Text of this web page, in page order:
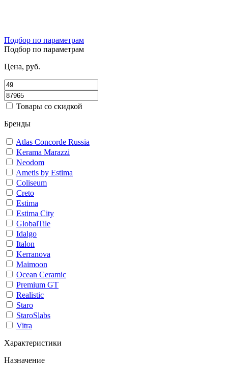
Подбор по параметрам
Подбор по параметрам
Цена, руб.
Товары со скидкой
Бренды
Atlas Concorde Russia
Kerama Marazzi
Neodom
Ametis by Estima
Coliseum
Creto
Estima
Estima City
GlobalTile
Idalgo
Italon
Kerranova
Maimoon
Ocean Ceramic
Premium GT
Realistic
Staro
StaroSlabs
Vitra
Характеристики
Назначение